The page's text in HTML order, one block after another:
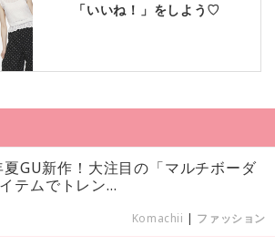
「いいね！」をしよう♡
GU新作！大注目の「マルチボーダ
テムでトレン...
Komachii | ファッション